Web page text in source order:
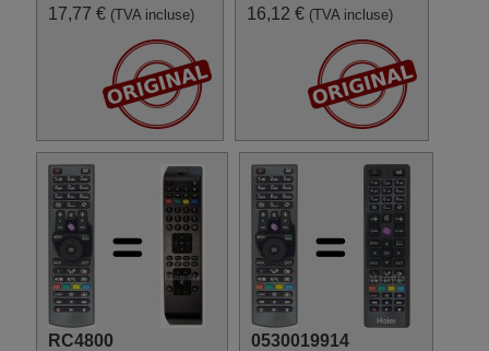
CEDLED42280B3
Continental Edison
CELED20265B3
Continental Edison
CELED20265ML3
Continental Edison
CELED2153
Continental Edison
CELED215V3
Continental Edison
CELED320716B3
Continental Edison
CELED32L0116B3
Continental Edison
CELED390116B3
Continental Edison
CELED392018B3
Continental Edison
CELED39ML3
Continental Edison HD 2
17,77 € (TVA incluse)
16,12 € (TVA incluse)
RC4800
0530019914